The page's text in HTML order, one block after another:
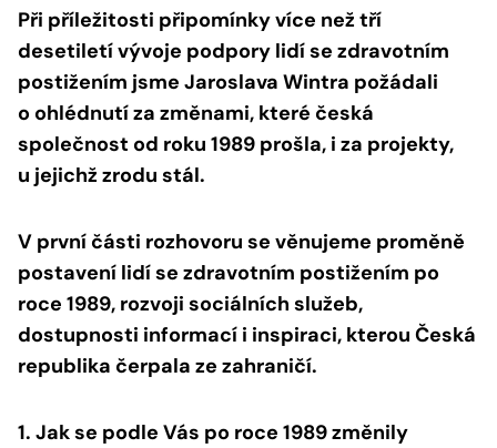
Při příležitosti připomínky více než tří
desetiletí vývoje podpory lidí se zdravotním
postižením jsme Jaroslava Wintra požádali
o ohlédnutí za změnami, které česká
společnost od roku 1989 prošla, i za projekty,
u jejichž zrodu stál.
V první části rozhovoru se věnujeme proměně
postavení lidí se zdravotním postižením po
roce 1989, rozvoji sociálních služeb,
dostupnosti informací i inspiraci, kterou Česká
republika čerpala ze zahraničí.
1. Jak se podle Vás po roce 1989 změnily